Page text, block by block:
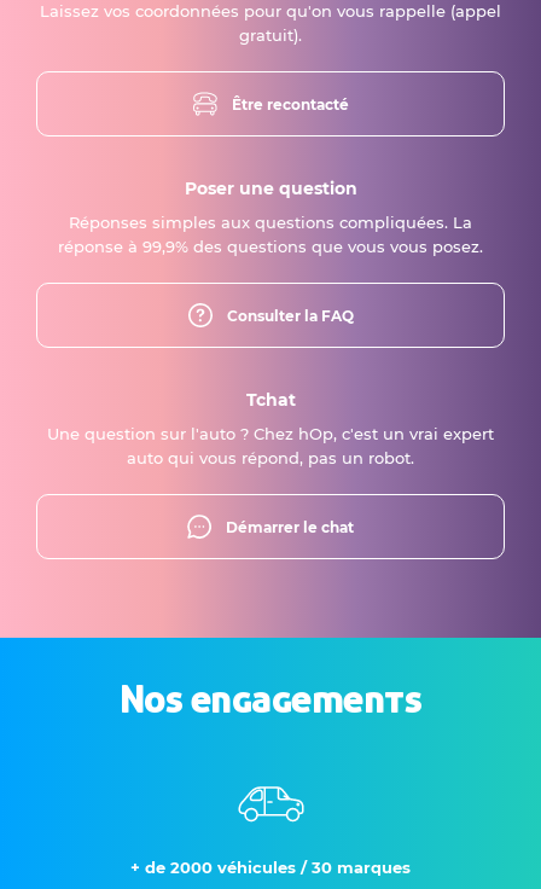
Laissez vos coordonnées pour qu'on vous rappelle (appel
gratuit).
Être recontacté
Poser une question
Réponses simples aux questions compliquées. La
réponse à 99,9% des questions que vous vous posez.
Consulter la FAQ
Tchat
Une question sur l'auto ? Chez hOp, c'est un vrai expert
auto qui vous répond, pas un robot.
Démarrer le chat
Nos engagements
+ de 2000 véhicules / 30 marques